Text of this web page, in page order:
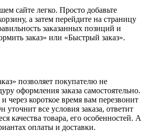
сайте легко. Просто добавьте
а затем перейдите на страницу
заказанных позиций и
заказ» или «Быстрый заказ».
позволяет покупателю не
оформления заказа самостоятельно.
через короткое время вам перезвонит
уточнит все условия заказа, ответит
качества товара, его особенностей. А
оплаты и доставки.